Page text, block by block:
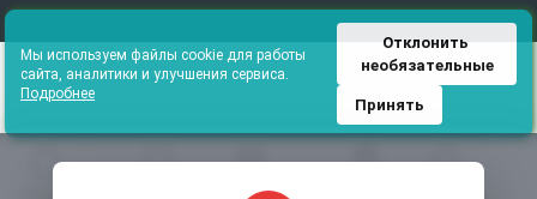
Каталог
Мы используем файлы cookie для работы
сайта, аналитики и улучшения сервиса.
Подробнее
Отклонить
необязательные
Принять